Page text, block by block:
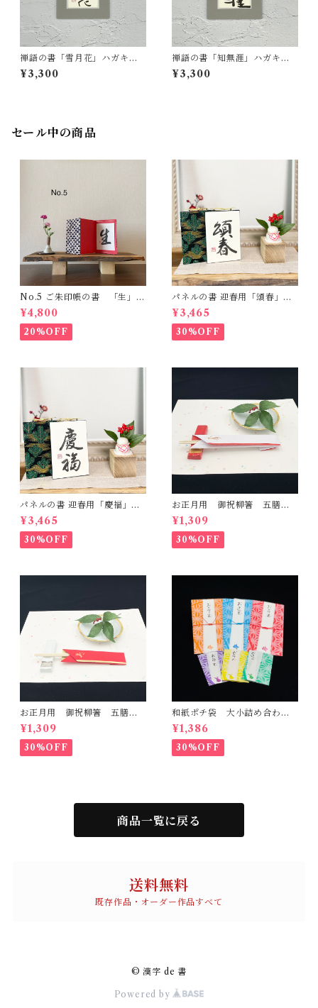
禅語の書「雪月花」ハガキサ
イズ 一点もの
¥3,300
禅語の書「知無涯」ハガキサ
イズ 一点もの
¥3,300
セール中の商品
No.5 ご朱印帳の書 「生」一
点もの
¥4,800
20%OFF
パネルの書 迎春用「頌春」一
点もの -ハガキサイズ-
¥3,465
30%OFF
パネルの書 迎春用「慶福」一
点もの -ハガキサイズ-
¥3,465
30%OFF
お正月用 御祝柳箸 五膳
檀紙(白赤)
¥1,309
30%OFF
お正月用 御祝柳箸 五膳
金赤和紙
¥1,309
30%OFF
和紙ポチ袋 大小詰め合わ
せ 麻の葉
¥1,386
30%OFF
商品一覧に戻る
送料無料
既存作品・オーダー作品すべて
© 漢字 de 書
Powered by